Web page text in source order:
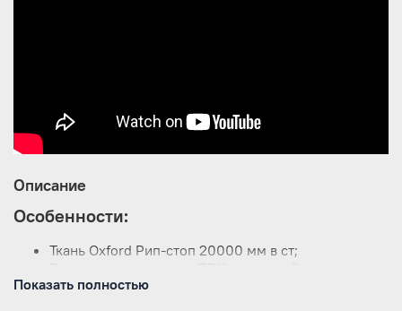
Описание
Особенности:
Ткань Oxford Рип-стоп 20000 мм в ст;
Плотное непромокаемое дно в основном отсеке
Показать полностью